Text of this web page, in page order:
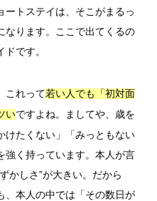
ートステイは、そこがまるっ
なります。ここで出てくるの
です。
これって若い人でも「初対面
いですよね。ましてや、歳を
けたくない」「みっともない
強く持っています。本人が言
かしさ”が大きい。だから
、本人の中では「その数日が